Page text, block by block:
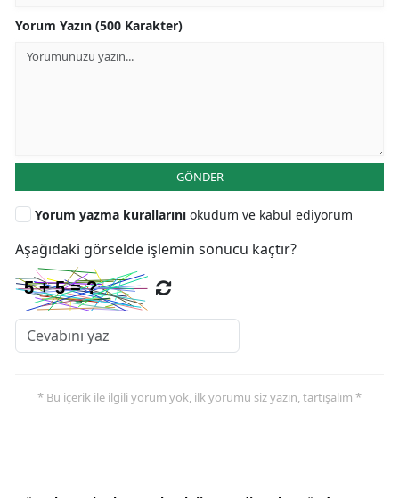
Yorum Yazın (500 Karakter)
GÖNDER
Yorum yazma kurallarını okudum ve kabul ediyorum
Aşağıdaki görselde işlemin sonucu kaçtır?
* Bu içerik ile ilgili yorum yok, ilk yorumu siz yazın, tartışalım *